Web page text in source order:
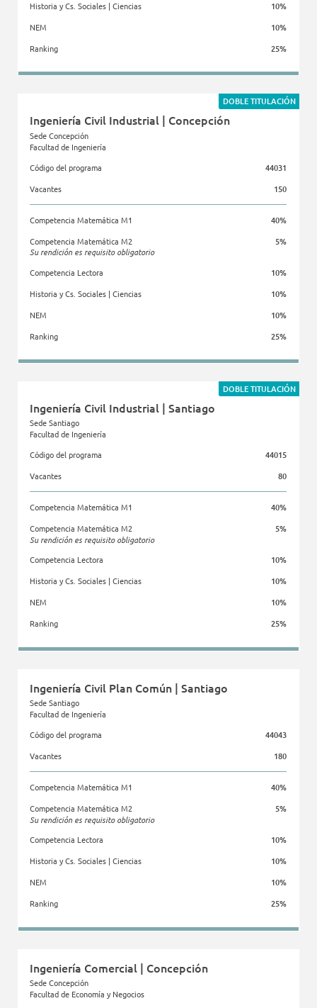
Historia y Cs. Sociales | Ciencias 10%
NEM 10%
Ranking 25%
Facultad de Ingeniería
DOBLE TITULACIÓN
Ingeniería Civil Industrial | Concepción
Sede Concepción
Facultad de Ingeniería
Código del programa
44031
Vacantes 150
Competencia Matemática M1 40%
Competencia Matemática M2
Su rendición es requisito obligatorio
5%
Competencia Lectora 10%
Historia y Cs. Sociales | Ciencias 10%
NEM 10%
Ranking 25%
Facultad de Ingeniería
DOBLE TITULACIÓN
Ingeniería Civil Industrial | Santiago
Sede Santiago
Facultad de Ingeniería
Código del programa
44015
Vacantes 80
Competencia Matemática M1 40%
Competencia Matemática M2
Su rendición es requisito obligatorio
5%
Competencia Lectora 10%
Historia y Cs. Sociales | Ciencias 10%
NEM 10%
Ranking 25%
Facultad de Ingeniería
Ingeniería Civil Plan Común | Santiago
Sede Santiago
Facultad de Ingeniería
Código del programa
44043
Vacantes 180
Competencia Matemática M1 40%
Competencia Matemática M2
Su rendición es requisito obligatorio
5%
Competencia Lectora 10%
Historia y Cs. Sociales | Ciencias 10%
NEM 10%
Ranking 25%
Facultad de Ingeniería
Ingeniería Comercial | Concepción
Sede Concepción
Facultad de Economía y Negocios